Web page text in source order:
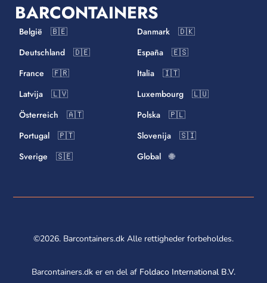
BARCONTAINERS
België 🇧🇪
Danmark 🇩🇰
Deutschland 🇩🇪
España 🇪🇸
France 🇫🇷
Italia 🇮🇹
Latvija 🇱🇻
Luxembourg 🇱🇺
Österreich 🇦🇹
Polska 🇵🇱
Portugal 🇵🇹
Slovenija 🇸🇮
Sverige 🇸🇪
Global 🌐
©2026. Barcontainers.dk Alle rettigheder forbeholdes.
Barcontainers.dk er en del af Foldaco International B.V.